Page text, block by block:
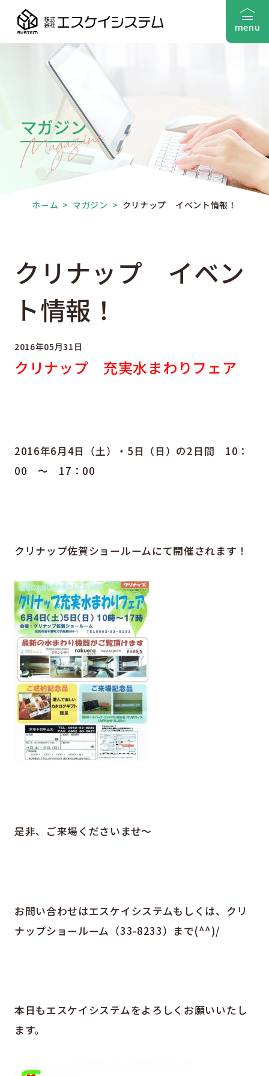
menu
マガジン
ホーム > マガジン > クリナップ イベント情報！
クリナップ イベン
ト情報！
2016年05月31日
クリナップ 充実水まわりフェア
2016年6月4日（土）・5日（日）の2日間 10：
00 ～ 17：00
クリナップ佐賀ショールームにて開催されます！
是非、ご来場くださいませ～
お問い合わせはエスケイシステムもしくは、クリ
ナップショールーム（33-8233）まで(^^)/
本日もエスケイシステムをよろしくお願いいたし
ます。